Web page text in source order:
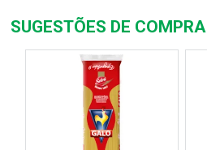
SUGESTÕES DE COMPRA